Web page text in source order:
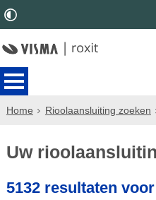
Home Rioolaansluiting zoeken
Uw
5132 resultaten voor